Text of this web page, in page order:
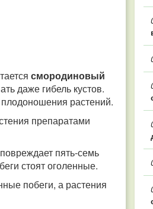
смородиновый
даже гибель кустов.
растений.
препаратами
пять-семь
стоят оголенные.
побеги, а растения